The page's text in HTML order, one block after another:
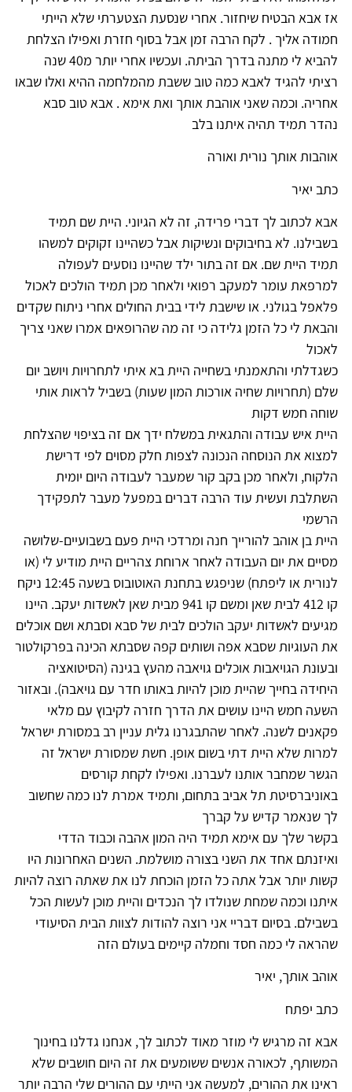
אז אבא הבטיח שיחזור. אחרי שנסעת הצטערתי שלא הייתי
חמודה אליך . לקח הרבה זמן אבל בסוף חזרת ואפילו הצלחת
להביא לי מתנה בדרך הביתה. ועכשיו אחרי יותר מ40 שנה
רציתי להגיד לאבא כמה טוב ששבת מהמלחמה ההיא ואלו שבאו
אחריה. וכמה שאני אוהבת אותך ואת אימא . אבא טוב סבא
נהדר תמיד תהיה איתנו בלב
אוהבות אותך נורית ואורה
כתב יאיר
אבא לכתוב לך דברי פרידה, זה לא הגיוני. היית שם תמיד
בשבילנו. לא בחיבוקים ונשיקות אבל כשהיינו זקוקים למשהו
תמיד היית שם. אם זה בתור ילד שהיינו נוסעים לעפולה
למרפאת עומר למעקב רפואי ולאחר מכן תמיד הולכים לאכול
פלאפל בגולני. או שישבת לידי בבית החולים אחרי ניתוח שקדים
והבאת לי כל הזמן גלידה כי זה מה שהרופאים אמרו שאני צריך
לאכול
כשגדלתי והתאמנתי בשחייה היית בא איתי לתחרויות ויושב יום
שלם (תחרויות שחיה אורכות המון שעות) בשביל לראות אותי
שוחה חמש דקות
היית איש עבודה והתגאית במשלח ידך אם זה בציפוי שהצלחת
למצוא את הנוסחה הנכונה לצפות חלק מסוים לפי דרישת
הלקוח, ולאחר מכן בקב קור שמעבר לעבודה היום יומית
השתלבת ועשית עוד הרבה דברים במפעל מעבר לתפקידך
הרשמי
היית בן אוהב להורייך חנה ומרדכי היית פעם בשבועיים-שלושה
מסיים את יום העבודה לאחר ארוחת צהריים היית מודיע לי (או
לנורית או ליפתח) שניפגש בתחנת האוטובוס בשעה 12:45 ניקח
קו 412 לבית שאן ומשם קו 941 מבית שאן לאשדות יעקב. היינו
מגיעים לאשדות יעקב הולכים לבית של סבא וסבתא ושם אוכלים
את העוגיות שסבא אפה ושותים קפה שסבתא הכינה בפרקולטור
ובעונת הגויאבות אוכלים גויאבה מהעץ בגינה (הסיטואציה
היחידה בחייך שהיית מוכן להיות באותו חדר עם גויאבה). ובאזור
השעה חמש היינו עושים את הדרך חזרה לקיבוץ עם מלאי
פקאנים לשנה. לאחר שהתבגרנו גלית עניין רב במסורת ישראל
למרות שלא היית דתי בשום אופן. חשת שמסורת ישראל זה
הגשר שמחבר אותנו לעברנו. ואפילו לקחת קורסים
באוניברסיטת תל אביב בתחום, ותמיד אמרת לנו כמה שחשוב
לך שנאמר קדיש על קברך
בקשר שלך עם אימא תמיד היה המון אהבה וכבוד הדדי
ואיזנתם אחד את השני בצורה מושלמת. השנים האחרונות היו
קשות יותר אבל אתה כל הזמן הוכחת לנו את שאתה רוצה להיות
איתנו וכמה שמחת שנולדו לך הנכדים והיית מוכן לעשות הכל
בשבילם. בסיום דבריי אני רוצה להודות לצוות הבית הסיעודי
שהראה לי כמה חסד וחמלה קיימים בעולם הזה
אוהב אותך, יאיר
כתב יפתח
אבא זה מרגיש לי מוזר מאוד לכתוב לך, אנחנו גדלנו בחינוך
המשותף, לכאורה אנשים ששומעים את זה היום חושבים שלא
ראינו את ההורים, למעשה אני הייתי עם ההורים שלי הרבה יותר